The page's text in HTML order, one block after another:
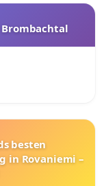
Brombachtal
besten
in Rovaniemi –